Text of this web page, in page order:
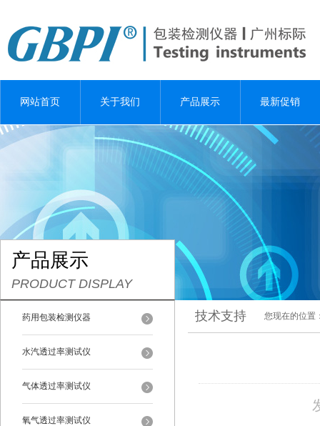
网站首页 关于我们 产品展示 最新促销
产品展示
PRODUCT DISPLAY
药用包装检测仪器
水汽透过率测试仪
气体透过率测试仪
氧气透过率测试仪
技术支持 您现在的位置